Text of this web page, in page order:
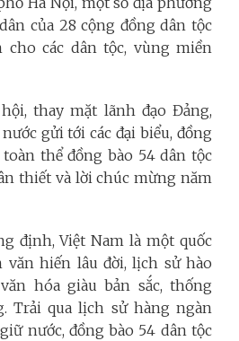
của 28 cộng đồng dân tộc
các dân tộc, vùng miền
thay mặt lãnh đạo Đảng,
gửi tới các đại biểu, đồng
thể đồng bào 54 dân tộc
thiết và lời chúc mừng năm
định, Việt Nam là một quốc
văn hiến lâu đời, lịch sử hào
hóa giàu bản sắc, thống
Trải qua lịch sử hàng ngàn
nước, đồng bào 54 dân tộc